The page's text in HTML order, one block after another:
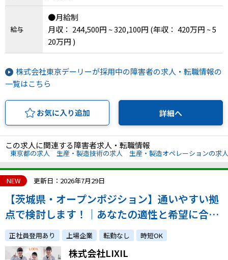
給与
●月給制
月収： 244,500円 ~ 320,100円 (年収： 420万円 ~ 5
20万円 )
株式会社東京デーリーが採用中の障害者の求人・転職情報の
一覧はこちら
お気に入り追加 詳細へ
この求人に関連する障害者求人・転職情報
東京都の求人 生産・製造技術の求人 生産・製造オペレーションの求人
NEW 更新日：2026年7月29日
【茨城県・オープンポジション】通いやすい拠
点で検討します！｜あなたの適性と希望に合わ
せて業務をご提案します｜障がい者採用実績豊
富！
正社員登用あり 上場企業 転勤なし 時短OK
株式会社LIXIL